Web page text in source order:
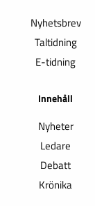
Nyhetsbrev
Taltidning
E-tidning
Innehåll
Nyheter
Ledare
Debatt
Krönika